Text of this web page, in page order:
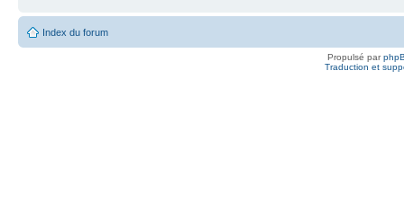
Index du forum
Propulsé par
Traduction et